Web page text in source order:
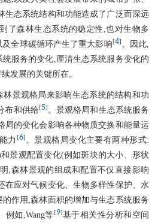
生态系统结构和功能造成了广泛而深远
了森林生态系统的稳定性,也对生物多
全球碳循环产生了重大影响[4] 。因此,
服务的变化,厘清生态系统服务变化的
发展的关键所在。
林景观格局来影响生态系统的结构和功
布和供给[5] 。景观格局和生态系统服务
局的变化会影响各种物质交换和能量运
力 [6] 。景观格局变化主要有两种形式:
景观配置变化(例如斑块的大小、形状
,森林景观的组成和配置不仅直接影响
在应对气候变化、生物多样性保护、水
作用,森林面积的增加与生态系统服务
例如,Wang等[9]基于相关性分析和空间